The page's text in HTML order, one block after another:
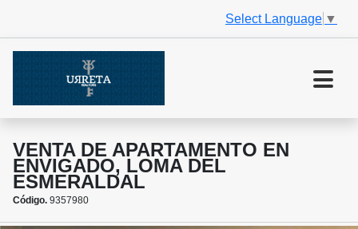
Select Language ▼
VENTA DE APARTAMENTO EN
ENVIGADO, LOMA DEL
ESMERALDAL
Código. 9357980